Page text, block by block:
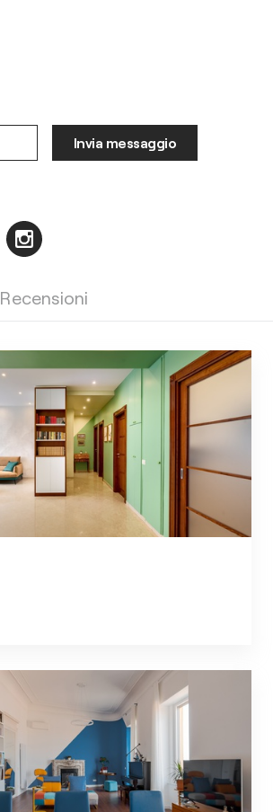
Invia messaggio
Recensioni